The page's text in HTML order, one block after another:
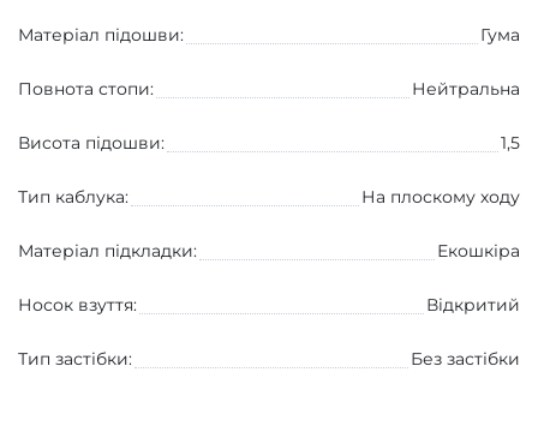
Матеріал підошви: Гума
Повнота стопи: Нейтральна
Висота підошви: 1,5
Тип каблука: На плоскому ходу
Матеріал підкладки: Екошкіра
Носок взуття: Вiдкритий
Тип застібки: Без застібки